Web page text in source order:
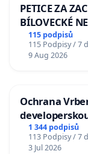
PETICE ZA
BÍLOVECKÉ
115 podpisů
115 Podpisy / 7
9 Aug 2026
Ochrana
1 344 podpisů
113 Podpisy / 7
3 Jul 2026